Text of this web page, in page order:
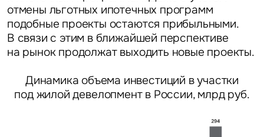
отмены льготных ипотечных программ
подобные проекты остаются прибыльными.
В связи с этим в ближайшей перспективе
на рынок продолжат выходить новые проекты.
Динамика объема инвестиций в участки
под жилой девелопмент в России, млрд руб.